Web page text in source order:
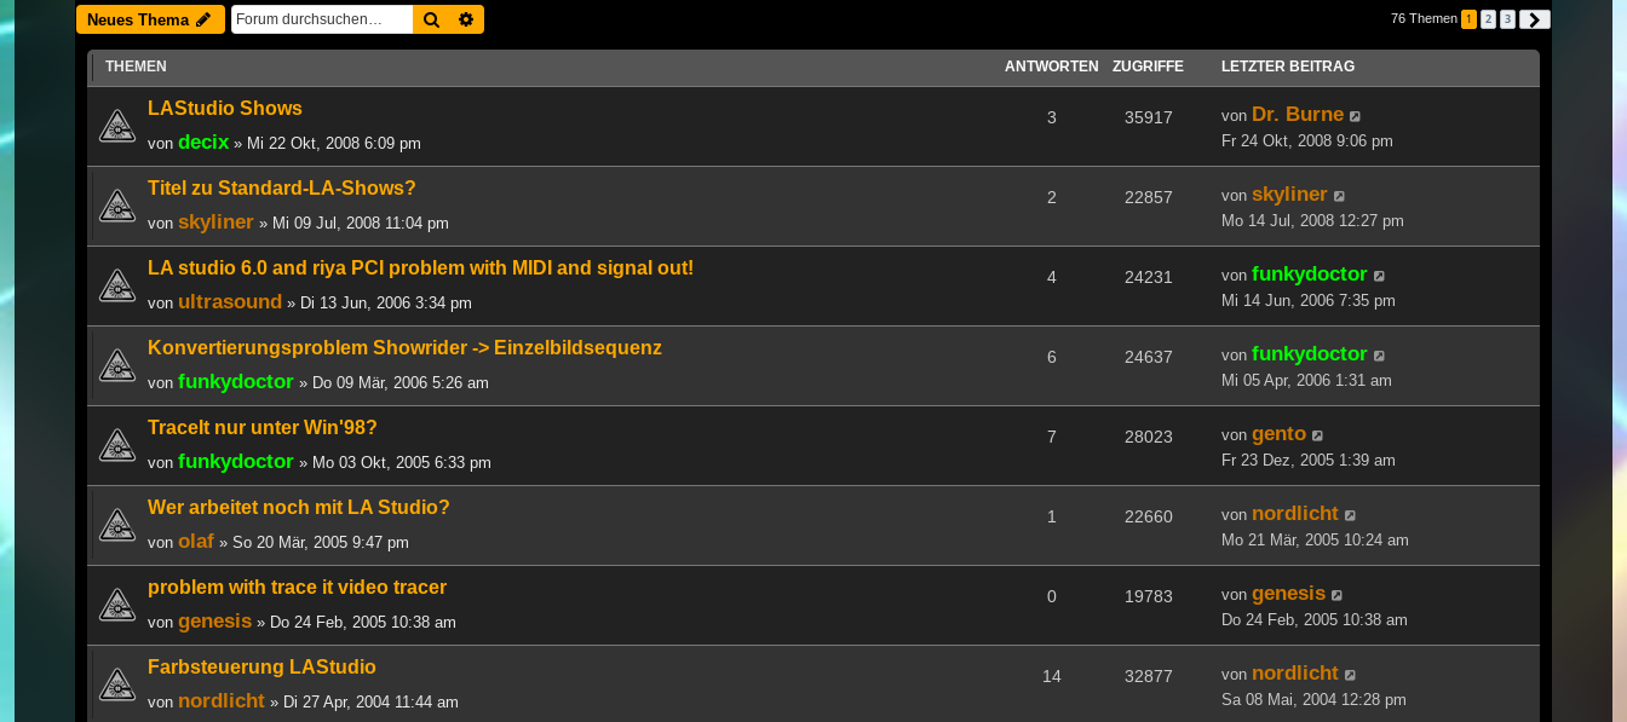
Neues Thema Suche 76 Themen 1 2 3
THEMEN ANTWORTEN ZUGRIFFE LETZTER BEITRAG
LAStudio Shows
von decix » Mi 22 Okt, 2008 6:09 pm
3 35917 von Dr. Burne
Fr 24 Okt, 2008 9:06 pm
Titel zu Standard-LA-Shows?
von skyliner » Mi 09 Jul, 2008 11:04 pm
2 22857 von skyliner
Mo 14 Jul, 2008 12:27 pm
LA studio 6.0 and riya PCI problem with MIDI and signal out!
von ultrasound » Di 13 Jun, 2006 3:34 pm
4 24231 von funkydoctor
Mi 14 Jun, 2006 7:35 pm
Konvertierungsproblem Showrider -> Einzelbildsequenz
von funkydoctor » Do 09 Mär, 2006 5:26 am
6 24637 von funkydoctor
Mi 05 Apr, 2006 1:31 am
TraceIt nur unter Win'98?
von funkydoctor » Mo 03 Okt, 2005 6:33 pm
7 28023 von gento
Fr 23 Dez, 2005 1:39 am
Wer arbeitet noch mit LA Studio?
von olaf » So 20 Mär, 2005 9:47 pm
1 22660 von nordlicht
Mo 21 Mär, 2005 10:24 am
problem with trace it video tracer
von genesis » Do 24 Feb, 2005 10:38 am
0 19783 von genesis
Do 24 Feb, 2005 10:38 am
Farbsteuerung LAStudio
von nordlicht » Di 27 Apr, 2004 11:44 am
14 32877 von nordlicht
Sa 08 Mai, 2004 12:28 pm